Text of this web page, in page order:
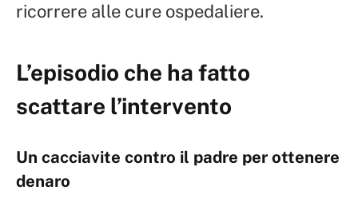
ricorrere alle cure ospedaliere.
L’episodio che ha fatto
scattare l’intervento
Un cacciavite contro il padre per ottenere
denaro